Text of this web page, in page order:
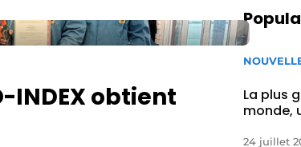
INDEX obtient
La plus
monde,
24 juillet